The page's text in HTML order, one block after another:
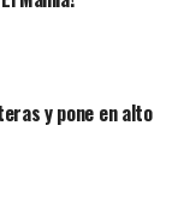
y pone en alto